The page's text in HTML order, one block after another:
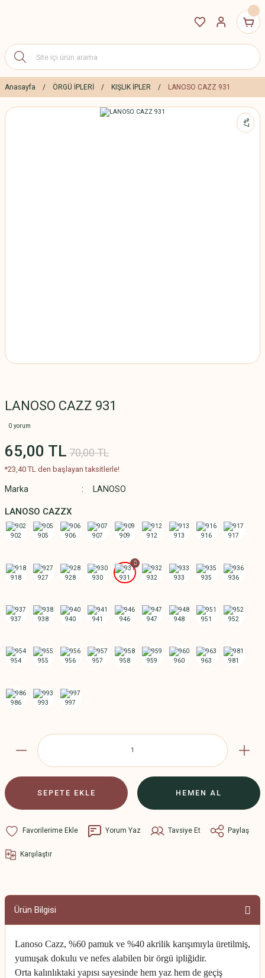
Anasayfa ÖRGÜ İPLERİ KIŞLIK İPLER LANOSO CAZZ 931
%7
LANOSO CAZZ 931
0 yorum
65,00 TL 70,00 TL
*23,40 TL den başlayan taksitlerle!
Marka LANOSO
LANOSO CAZZX
SEPETE EKLE HEMEN AL
Yorum Yaz Tavsiye Et Paylaş
Karşılaştır
Ürün Bilgisi
Lanoso Cazz, %60 pamuk ve %40 akrilik karışımıyla üretilmiş,
yumuşak dokulu ve nefes alabilen bir örgü ipliğidir.
Orta kalınlıktaki yapısı sayesinde hem yaz hem de geçiş